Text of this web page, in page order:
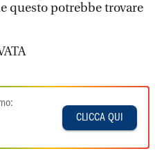
questo potrebbe trovare
CLICCA QUI